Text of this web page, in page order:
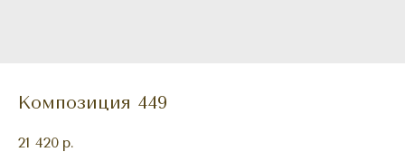
Композиция 449
21 420 р.